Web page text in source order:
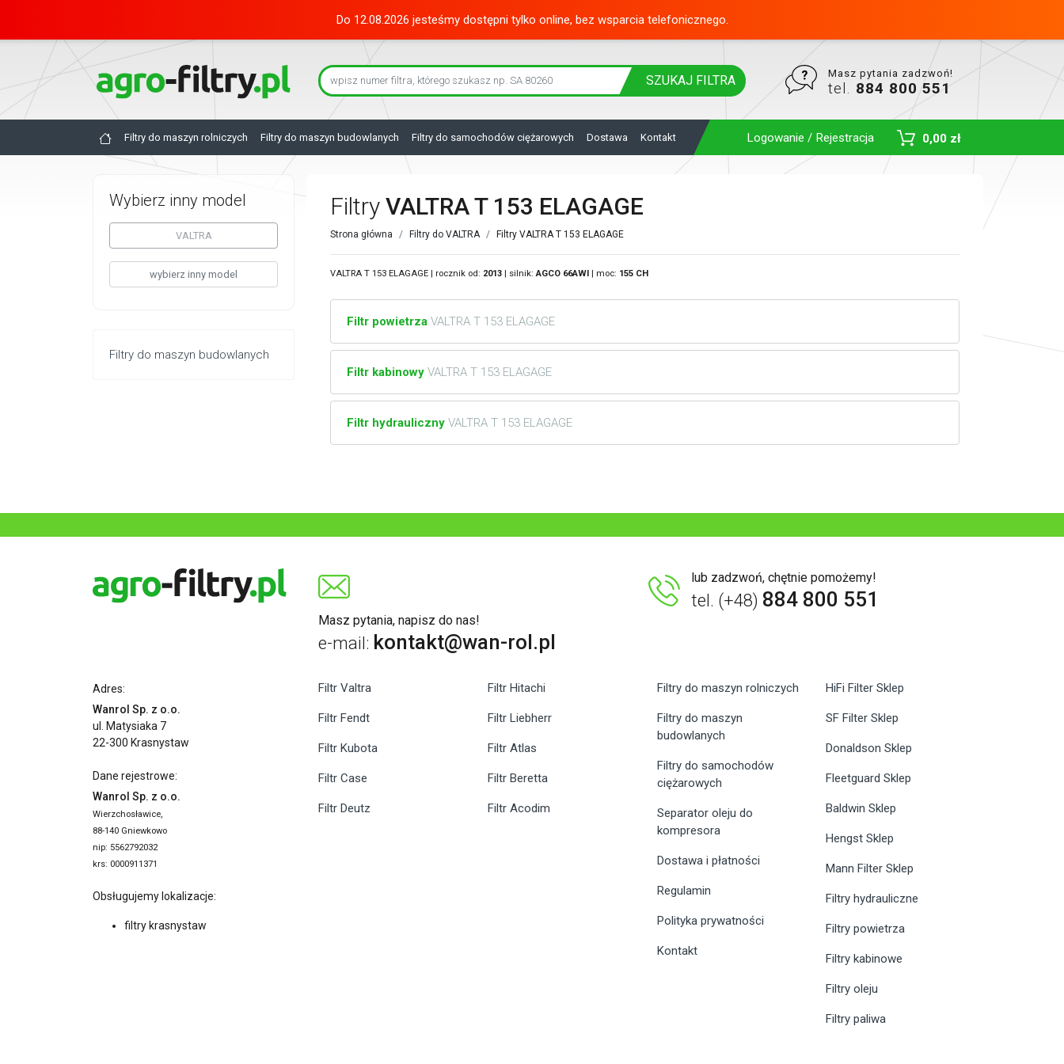
Do 12.08.2026 jesteśmy dostępni tylko online, bez wsparcia telefonicznego.
SZUKAJ FILTRA Masz pytania zadzwoń!
tel. 884 800 551
Filtry do maszyn rolniczych Filtry do maszyn budowlanych Filtry do samochodów ciężarowych Dostawa Kontakt Logowanie / Rejestracja 0,00 zł
Toggle Dropdown
Wybierz inny model
VALTRA
wybierz inny model
Filtry do maszyn budowlanych
Filtry VALTRA T 153 ELAGAGE
Strona główna Filtry do VALTRA Filtry VALTRA T 153 ELAGAGE
VALTRA T 153 ELAGAGE | rocznik od: 2013 | silnik:AGCO 66AWI | moc: 155 CH
Filtr powietrza VALTRA T 153 ELAGAGE
Filtr kabinowy VALTRA T 153 ELAGAGE
Filtr hydrauliczny VALTRA T 153 ELAGAGE
Masz pytania, napisz do nas!
e-mail: kontakt@wan-rol.pl
lub zadzwoń, chętnie pomożemy!
tel. (+48) 884 800 551
Adres:
Wanrol Sp. z o.o.
ul. Matysiaka 7
22-300 Krasnystaw
Dane rejestrowe:
Wanrol Sp. z o.o.
Wierzchosławice,
88-140 Gniewkowo
nip: 5562792032
krs: 0000911371
Obsługujemy lokalizacje:
filtry krasnystaw
Filtr Valtra
Filtr Fendt
Filtr Kubota
Filtr Case
Filtr Deutz
Filtr Hitachi
Filtr Liebherr
Filtr Atlas
Filtr Beretta
Filtr Acodim
Filtry do maszyn rolniczych
Filtry do maszyn
budowlanych
Filtry do samochodów
ciężarowych
Separator oleju do
kompresora
Dostawa i płatności
Regulamin
Polityka prywatności
Kontakt
HiFi Filter Sklep
SF Filter Sklep
Donaldson Sklep
Fleetguard Sklep
Baldwin Sklep
Hengst Sklep
Mann Filter Sklep
Filtry hydrauliczne
Filtry powietrza
Filtry kabinowe
Filtry oleju
Filtry paliwa